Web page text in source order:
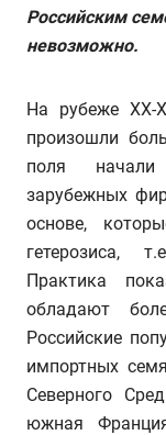
Российским
невозможно.
На рубеже XX-
произошли
поля начали
зарубежных
основе,
гетерозиса,
Практика
обладают
Российские
импортных
Северного
южная